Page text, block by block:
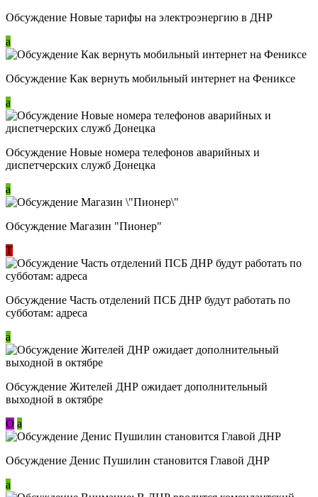
Обсуждение Новые тарифы на электроэнергию в ДНР
a
Обсуждение Как вернуть мобильный интернет на Фениксе
a
Обсуждение Новые номера телефонов аварийных и
диспетчерских служб Донецка
a
Обсуждение Магазин "Пионер"
Т
Обсуждение Часть отделений ПСБ ДНР будут работать по
субботам: адреса
a
Обсуждение Жителей ДНР ожидает дополнительный
выходной в октябре
О a
Обсуждение Денис Пушилин становится Главой ДНР
a